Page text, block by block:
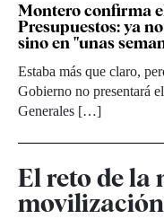
Montero confirma
Presupuestos: ya
sino en "unas
Estaba más que claro,
Gobierno no presentará
Generales […]
El reto de la
movilización